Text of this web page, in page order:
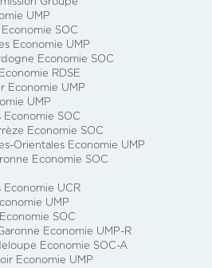
UMP
SOC
Economie UMP
Economie SOC
RDSE
Economie UMP
UMP
Economie SOC
Economie SOC
Orientales Economie UMP
Economie SOC
Economie UCR
UMP
SOC
Economie UMP-R
Economie SOC-A
Economie UMP